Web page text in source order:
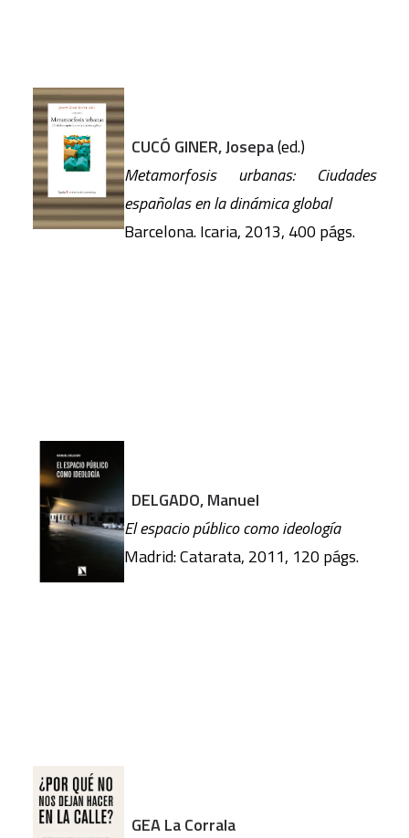
CUCÓ GINER, Josepa(ed.)
Metamorfosis urbanas: Ciudades
españolas en la dinámica global
Barcelona. Icaria, 2013, 400 págs.
DELGADO, Manuel
El espacio público como ideología
Madrid: Catarata, 2011, 120 págs.
GEA La Corrala